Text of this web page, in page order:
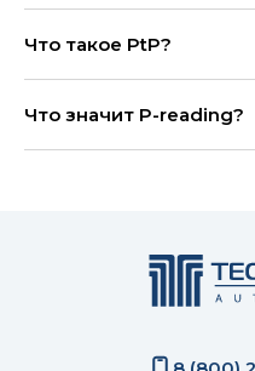
Что такое PtP?
Что значит P-reading?